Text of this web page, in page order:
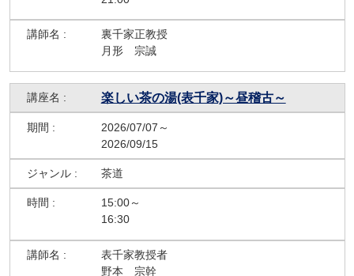
裏千家正教授
月形 宗誠
楽しい茶の湯(表千家)～昼稽古～
2026/07/07～
2026/09/15
茶道
15:00～
16:30
表千家教授者
野本 宗幹